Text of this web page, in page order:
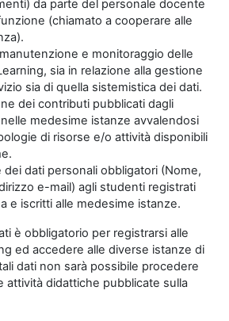
da parte del personale docente
(chiamato a cooperare alle
e monitoraggio delle
sia in relazione alla gestione
sia di quella sistemistica dei dati.
dei contributi pubblicati dagli
medesime istanze avvalendosi
di risorse e/o attività disponibili
dati personali obbligatori (Nome,
e-mail) agli studenti registrati
e iscritti alle medesime istanze.
è obbligatorio per registrarsi alle
ed accedere alle diverse istanze di
dati non sarà possibile procedere
attività didattiche pubblicate sulla